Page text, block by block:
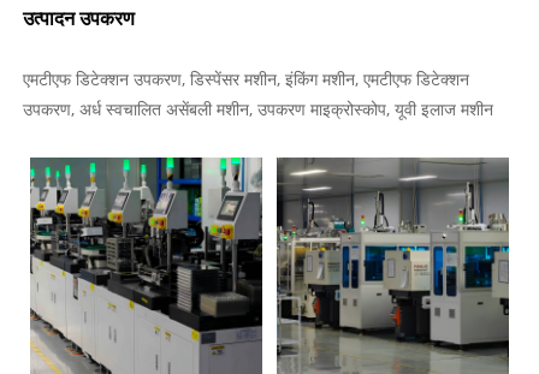
उत्पादन उपकरण
एमटीएफ डिटेक्शन उपकरण, डिस्पेंसर मशीन, इंकिंग मशीन, एमटीएफ डिटेक्शन
उपकरण, अर्ध स्वचालित असेंबली मशीन, उपकरण माइक्रोस्कोप, यूवी इलाज मशीन